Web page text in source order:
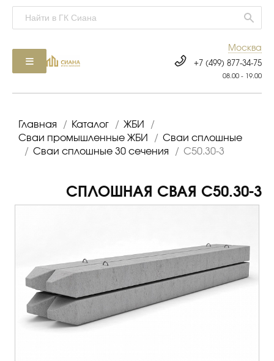
Москва
+7 (499) 877-34-75
08.00 - 19.00
Главная / Каталог / ЖБИ
/
Сваи промышленные ЖБИ
/ Сваи сплошные
/ Сваи сплошные 30 сечения / С50.30-3
СПЛОШНАЯ СВАЯ С50.30-3